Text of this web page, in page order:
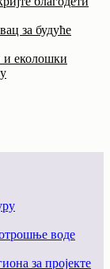
за будуће
и еколошки
воде
за пројекте